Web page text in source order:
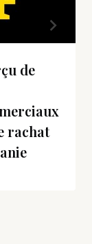
de
rachat